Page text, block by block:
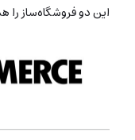
این دو فروشگاه‌ساز را